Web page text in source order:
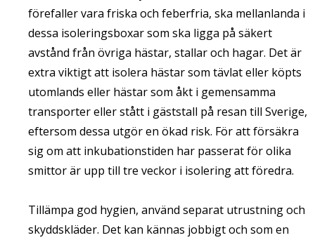
förefaller vara friska och feberfria, ska mellanlanda i
dessa isoleringsboxar som ska ligga på säkert
avstånd från övriga hästar, stallar och hagar. Det är
extra viktigt att isolera hästar som tävlat eller köpts
utomlands eller hästar som åkt i gemensamma
transporter eller stått i gäststall på resan till Sverige,
eftersom dessa utgör en ökad risk. För att försäkra
sig om att inkubationstiden har passerat för olika
smittor är upp till tre veckor i isolering att föredra.
Tillämpa god hygien, använd separat utrustning och
skyddskläder. Det kan kännas jobbigt och som en